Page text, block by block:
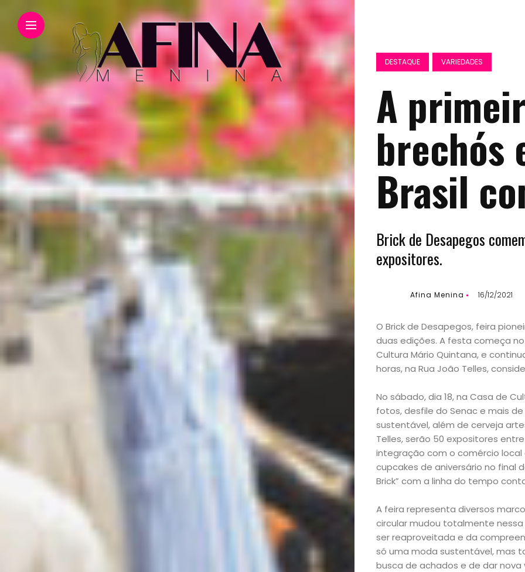
DESTAQUE VARIEDADES
A
brechós
Brasil
Brick de Desapegos
expositores.
Afina Menina 16/12/2021
O Brick de Desapegos, feira
duas edições. A festa começa no
Cultura Mário Quintana, e
horas, na Rua João Telles,
No sábado, dia 18, na Casa de
fotos, desfile do Senac e mais
sustentável, além de cerveja
Telles, serão 50 expositores
integração com o comércio
cupcakes de aniversário no final
Brick” com a linha do tempo
A feira representa diversos
circular mudou totalmente
ser reaproveitada e da
só uma moda sustentável, mas
busca de achados e de dar nova